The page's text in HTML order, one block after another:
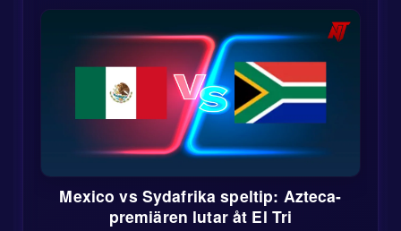
Mexico vs Sydafrika speltip: Azteca-
premiären lutar åt El Tri